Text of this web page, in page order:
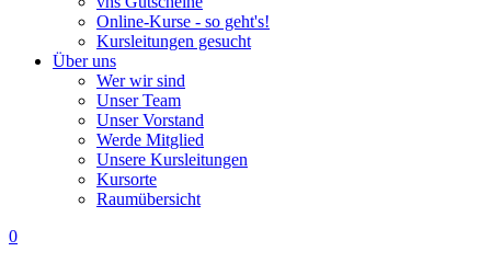
Online-Kurse - so geht's!
Kursleitungen gesucht
Über uns
Wer wir sind
Unser Team
Unser Vorstand
Werde Mitglied
Unsere Kursleitungen
Kursorte
Raumübersicht
0